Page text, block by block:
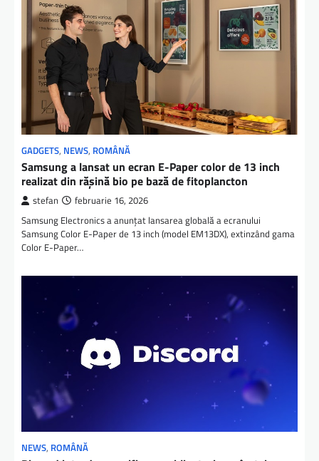
GADGETS, NEWS, ROMÂNĂ
Samsung a lansat un ecran E-Paper color de 13 inch
realizat din rășină bio pe bază de fitoplancton
stefan februarie 16, 2026
Samsung Electronics a anunțat lansarea globală a ecranului
Samsung Color E-Paper de 13 inch (model EM13DX), extinzând gama
Color E-Paper…
NEWS, ROMÂNĂ